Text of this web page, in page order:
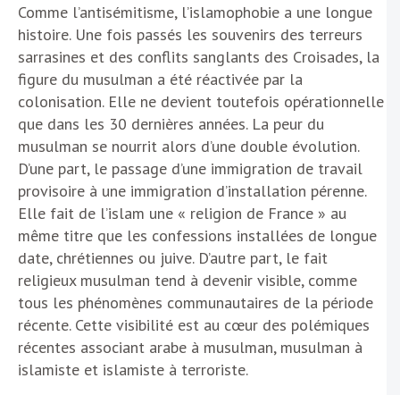
Comme l’antisémitisme, l’islamophobie a une longue
histoire. Une fois passés les souvenirs des terreurs
sarrasines et des conflits sanglants des Croisades, la
figure du musulman a été réactivée par la
colonisation. Elle ne devient toutefois opérationnelle
que dans les 30 dernières années. La peur du
musulman se nourrit alors d’une double évolution.
D’une part, le passage d’une immigration de travail
provisoire à une immigration d’installation pérenne.
Elle fait de l’islam une « religion de France » au
même titre que les confessions installées de longue
date, chrétiennes ou juive. D’autre part, le fait
religieux musulman tend à devenir visible, comme
tous les phénomènes communautaires de la période
récente. Cette visibilité est au cœur des polémiques
récentes associant arabe à musulman, musulman à
islamiste et islamiste à terroriste.